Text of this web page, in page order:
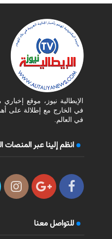
الإيطالية نيوز، موقع
في الخارج مع إطلالة على
في العالم.
انظم إلينا عبر المنصات
للتواصل معنا